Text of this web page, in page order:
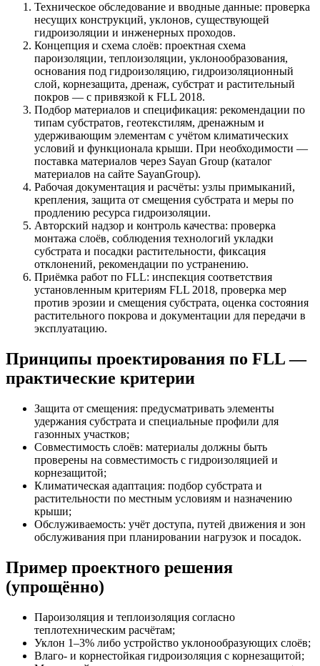
Техническое обследование и вводные данные: проверка
несущих конструкций, уклонов, существующей
гидроизоляции и инженерных проходов.
Концепция и схема слоёв: проектная схема
пароизоляции, теплоизоляции, уклонообразования,
основания под гидроизоляцию, гидроизоляционный
слой, корнезащита, дренаж, субстрат и растительный
покров — с привязкой к FLL 2018.
Подбор материалов и спецификация: рекомендации по
типам субстратов, геотекстилям, дренажным и
удерживающим элементам с учётом климатических
условий и функционала крыши. При необходимости —
поставка материалов через Sayan Group (каталог
материалов на сайте SayanGroup).
Рабочая документация и расчёты: узлы примыканий,
крепления, защита от смещения субстрата и меры по
продлению ресурса гидроизоляции.
Авторский надзор и контроль качества: проверка
монтажа слоёв, соблюдения технологий укладки
субстрата и посадки растительности, фиксация
отклонений, рекомендации по устранению.
Приёмка работ по FLL: инспекция соответствия
установленным критериям FLL 2018, проверка мер
против эрозии и смещения субстрата, оценка состояния
растительного покрова и документации для передачи в
эксплуатацию.
Принципы проектирования по FLL —
практические критерии
Защита от смещения: предусматривать элементы
удержания субстрата и специальные профили для
газонных участков;
Совместимость слоёв: материалы должны быть
проверены на совместимость с гидроизоляцией и
корнезащитой;
Климатическая адаптация: подбор субстрата и
растительности по местным условиям и назначению
крыши;
Обслуживаемость: учёт доступа, путей движения и зон
обслуживания при планировании нагрузок и посадок.
Пример проектного решения
(упрощённо)
Пароизоляция и теплоизоляция согласно
теплотехническим расчётам;
Уклон 1–3% либо устройство уклонообразующих слоёв;
Влаго- и корнестойкая гидроизоляция с корнезащитой;